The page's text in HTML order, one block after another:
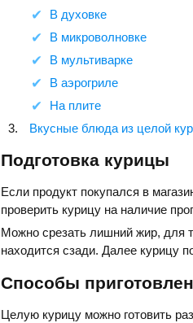
В духовке
В микроволновке
В мультиварке
В аэрогриле
На плите
Вкусные блюда из целой
Подготовка курицы
Если продукт покупался в
проверить курицу на наличие
Можно срезать лишний жир, для
находится сзади. Далее курицу
Способы
Целую курицу можно готовить